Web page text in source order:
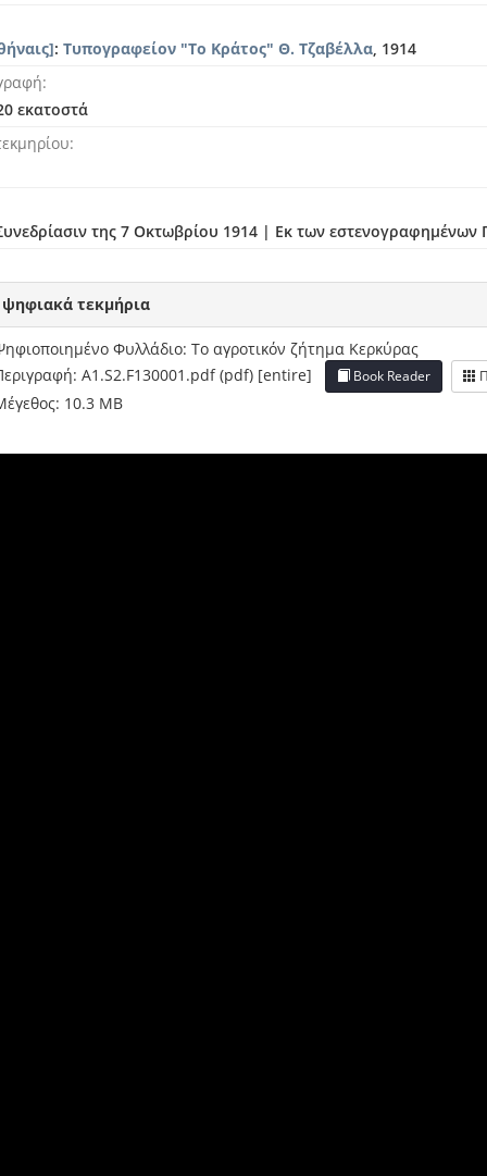
: Τυπογραφείον "Το Κράτος" Θ. Τζαβέλλα, 1914
εκατοστά
της 7 Οκτωβρίου 1914 | Εκ των εστενογραφημένων
ψηφιακά τεκμήρια
Φυλλάδιο: Το αγροτικόν ζήτημα Κερκύρας
A1.S2.F130001.pdf (pdf) [entire]
Book Reader
10.3 MB